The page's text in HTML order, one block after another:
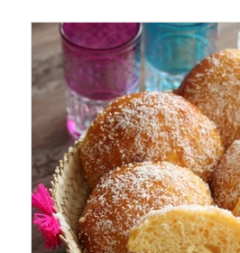
Hapjes Koekjes